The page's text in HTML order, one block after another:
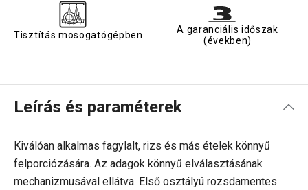
Tisztítás mosogatógépben
A garanciális időszak
(években)
Leírás és paraméterek
Kiválóan alkalmas fagylalt, rizs és más ételek könnyű
felporciózására. Az adagok könnyű elválasztásának
mechanizmusával ellátva. Első osztályú rozsdamentes